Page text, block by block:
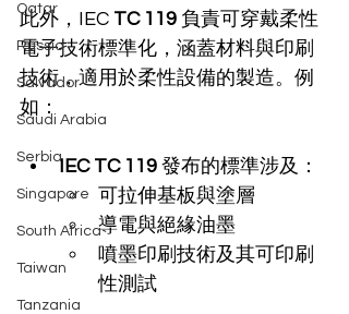
Qatar
Russia
Salvador
Saudi Arabia
Serbia
Singapore
South Africa
Taiwan
Tanzania
此外，IEC TC 119 負責可穿戴柔性
電子技術標準化，涵蓋材料與印刷
技術，適用於柔性設備的製造。例
如：
IEC TC 119 發布的標準涉及：
可拉伸基板與塗層
導電與絕緣油墨
噴墨印刷技術及其可印刷
性測試